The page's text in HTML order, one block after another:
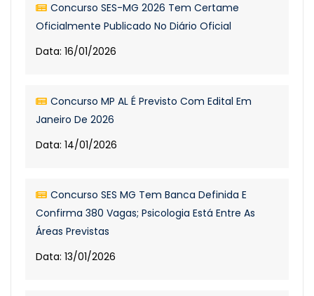
Concurso SES-MG 2026 Tem Certame
Oficialmente Publicado No Diário Oficial
Data: 16/01/2026
Concurso MP AL É Previsto Com Edital Em
Janeiro De 2026
Data: 14/01/2026
Concurso SES MG Tem Banca Definida E
Confirma 380 Vagas; Psicologia Está Entre As
Áreas Previstas
Data: 13/01/2026